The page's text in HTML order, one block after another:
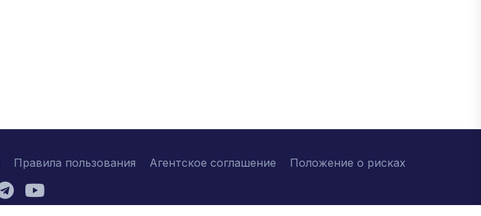
Правила пользования Агентское соглашение Положение о рисках